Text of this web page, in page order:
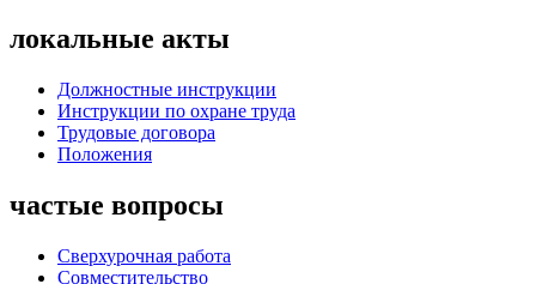
локальные акты
Должностные инструкции
Инструкции по охране труда
Трудовые договора
Положения
частые вопросы
Сверхурочная работа
Совместительство